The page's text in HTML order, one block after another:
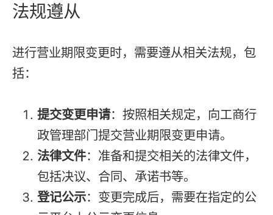
法规遵从
进行营业期限变更时，需要遵从相关法规，包
括：
提交变更申请：按照相关规定，向工商行
政管理部门提交营业期限变更申请。
法律文件：准备和提交相关的法律文件，
包括决议、合同、承诺书等。
登记公示：变更完成后，需要在指定的公